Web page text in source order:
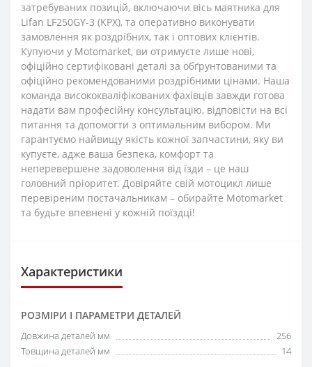
затребуваних позицій, включаючи вісь маятника для
Lifan LF250GY-3 (KPX), та оперативно виконувати
замовлення як роздрібних, так і оптових клієнтів.
Купуючи у Motomarket, ви отримуєте лише нові,
офіційно сертифіковані деталі за обґрунтованими та
офіційно рекомендованими роздрібними цінами. Наша
команда висококваліфікованих фахівців завжди готова
надати вам професійну консультацію, відповісти на всі
питання та допомогти з оптимальним вибором. Ми
гарантуємо найвищу якість кожної запчастини, яку ви
купуєте, адже ваша безпека, комфорт та
неперевершене задоволення від їзди – це наш
головний пріоритет. Довіряйте свій мотоцикл лише
перевіреним постачальникам – обирайте Motomarket
та будьте впевнені у кожній поїздці!
Характеристики
РОЗМІРИ І ПАРАМЕТРИ ДЕТАЛЕЙ
Довжина деталей мм
256
Товщина деталей мм
14